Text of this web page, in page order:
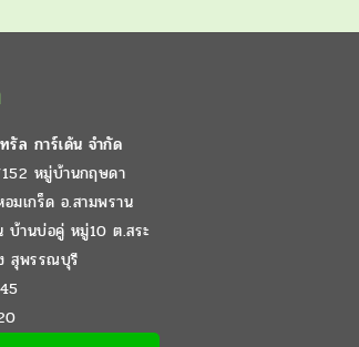
ล การ์เด้น จำกัด
หมู่บ้านกฤษดา
มเกร็ด อ.สามพราน
บ้านบ่อคู่ หมู่10 ต.สระ
สุพรรณบุรี